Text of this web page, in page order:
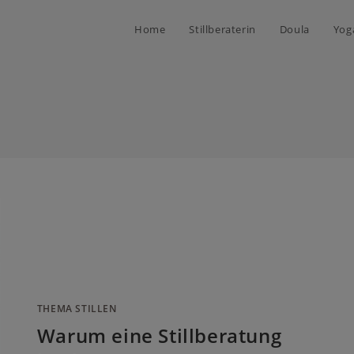
Home Stillberaterin Doula
THEMA STILLEN
Warum eine Stillberatung